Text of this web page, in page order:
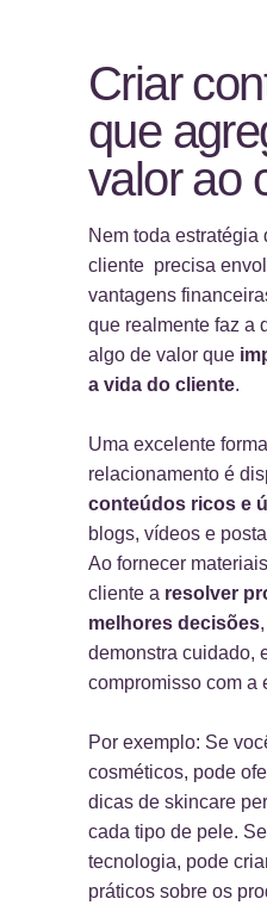
Criar
que
valor ao
Nem toda
cliente precisa
vantagens
que realmente faz a
algo de valor que
a vida do cliente.
Uma excelente
relacionamento é
conteúdos ricos e
blogs, vídeos e
Ao fornecer
cliente a resolver
melhores decisões
demonstra cuidado,
compromisso com a
Por exemplo: Se
cosméticos, pode
dicas de skincare
cada tipo de pele.
tecnologia, pode
práticos sobre os